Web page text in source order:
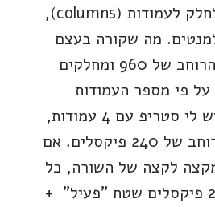
כל שורה אפשר לחלק לעמודות (columns),
מה שקורה בעצם
זה שלוקחים את הרוחב של 960 ומחלקים
על פי מספר העמודות
שיש. אם למשל יש לי סטריפ עם 4 עמודות,
כל עמודה היא ברוחב של 240 פיקסלים. אם
לקצה של השורה, כל
עמודה תקבל 240 פיקסלים שטח "פעיל" +